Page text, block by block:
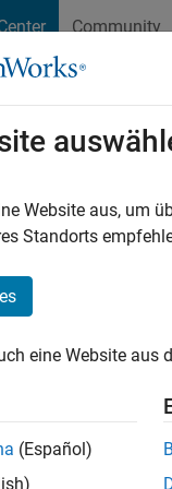
Community
Website aus, um
Standorts
eine Website aus
(Español)